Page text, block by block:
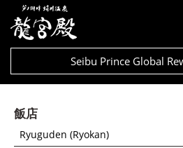
Seibu Prince Global
飯店
Ryuguden (Ryokan)